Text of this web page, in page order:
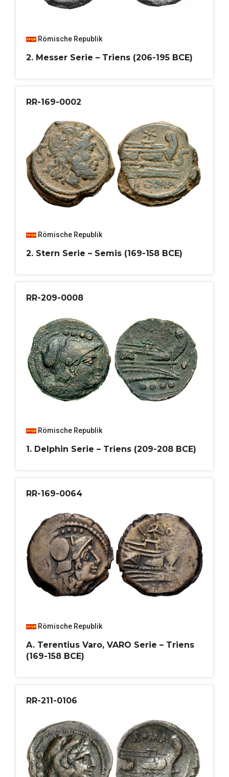
Römische Republik
2. Messer Serie – Triens (206-195 BCE)
RR-169-0002
Römische Republik
2. Stern Serie – Semis (169-158 BCE)
RR-209-0008
Römische Republik
1. Delphin Serie – Triens (209-208 BCE)
RR-169-0064
Römische Republik
A. Terentius Varo, VARO Serie – Triens
(169-158 BCE)
RR-211-0106